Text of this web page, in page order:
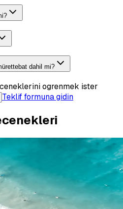
dahil mi?
ogrenmek ister
Teklif formuna gidin